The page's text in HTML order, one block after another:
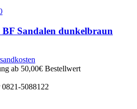
Sandalen dunkelbraun
ab 50,00€ Bestellwert
5088122